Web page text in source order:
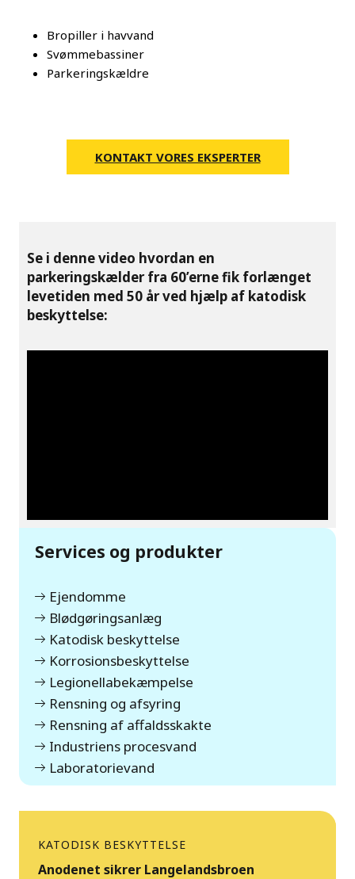
Bropiller i havvand
Svømmebassiner
Parkeringskældre
KONTAKT VORES EKSPERTER
Se i denne video hvordan en
parkeringskælder fra 60’erne fik forlænget
levetiden med 50 år ved hjælp af katodisk
beskyttelse:
Services og produkter
Ejendomme
Blødgøringsanlæg
Katodisk beskyttelse
Korrosionsbeskyttelse
Legionellabekæmpelse
Rensning og afsyring
Rensning af affaldsskakte
Industriens procesvand
Laboratorievand
KATODISK BESKYTTELSE
Anodenet sikrer Langelandsbroen